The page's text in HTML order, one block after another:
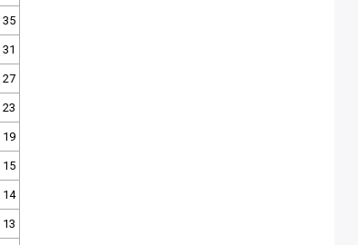
35
31
27
23
19
15
14
13